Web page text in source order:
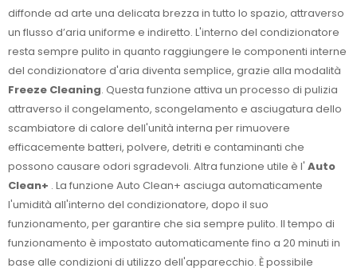
diffonde ad arte una delicata brezza in tutto lo spazio, attraverso
un flusso d’aria uniforme e indiretto. L'interno del condizionatore
resta sempre pulito in quanto raggiungere le componenti interne
del condizionatore d'aria diventa semplice, grazie alla modalità
Freeze Cleaning. Questa funzione attiva un processo di pulizia
attraverso il congelamento, scongelamento e asciugatura dello
scambiatore di calore dell'unità interna per rimuovere
efficacemente batteri, polvere, detriti e contaminanti che
possono causare odori sgradevoli. Altra funzione utile è l' Auto
Clean+ . La funzione Auto Clean+ asciuga automaticamente
l'umidità all'interno del condizionatore, dopo il suo
funzionamento, per garantire che sia sempre pulito. Il tempo di
funzionamento è impostato automaticamente fino a 20 minuti in
base alle condizioni di utilizzo dell'apparecchio. È possibile